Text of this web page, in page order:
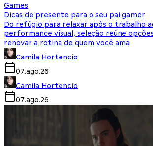
Games
Dicas de presente para o seu pai gamer
Do refúgio para relaxar após o trabalho
performance visual, seleção reúne
renovar a rotina de quem você ama
Camila Hortencio
07.ago.26
Camila Hortencio
07.ago.26